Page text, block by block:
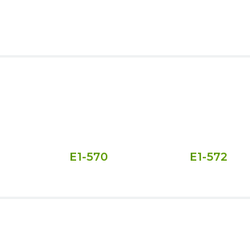
E1-570 E1-572